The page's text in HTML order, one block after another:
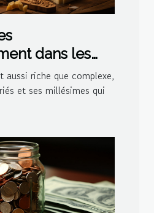
dans les
aussi riche que complexe,
et ses millésimes qui